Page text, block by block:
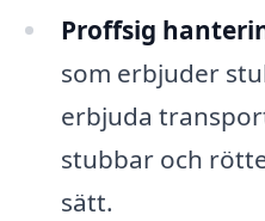
Proffsig
som erbjuder
erbjuda
stubbar och
sätt.